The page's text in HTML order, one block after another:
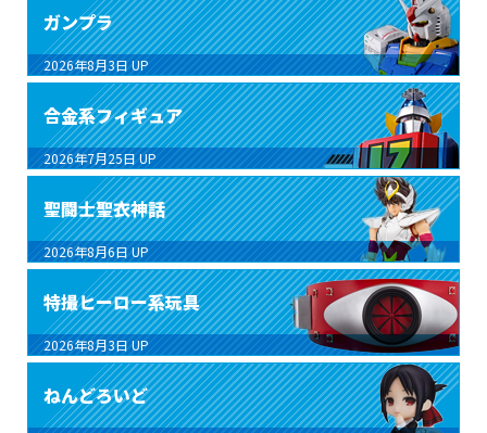
ガンプラ
2026年8月3日 UP
合金系フィギュア
2026年7月25日 UP
聖闘士聖衣神話
2026年8月6日 UP
特撮ヒーロー系玩具
2026年8月3日 UP
ねんどろいど